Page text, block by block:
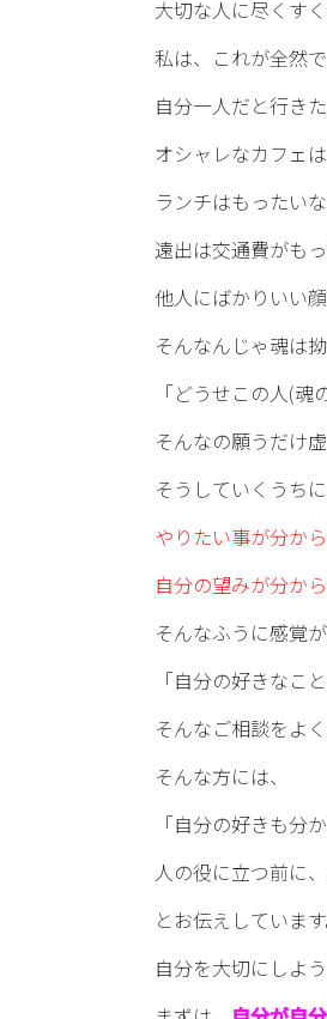
大切な人に尽くすく
私は、これが全然
自分一人だと行き
オシャレなカフェ
ランチはもったい
遠出は交通費がも
他人にばかりいい
そんなんじゃ魂は
「どうせこの人(
そんなの願うだけ
そうしていくうちに
やりたい事が分から
自分の望みが分から
そんなふうに感覚
「自分の好きなこ
そんなご相談をよ
そんな方には、
「自分の好きも分
人の役に立つ前に
とお伝えしています
自分を大切にしよ